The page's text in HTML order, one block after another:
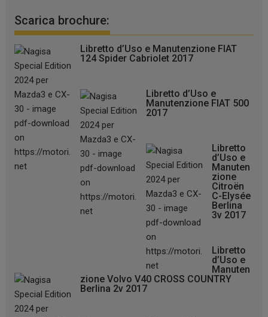
Scarica brochure:
Libretto d’Uso e Manutenzione FIAT
124 Spider Cabriolet 2017
Libretto d’Uso e
Manutenzione FIAT 500
2017
Libretto
d’Uso e
Manuten
zione
Citroën
C-Elysée
Berlina
3v 2017
Libretto
d’Uso e
Manuten
zione Volvo V40 CROSS COUNTRY
Berlina 2v 2017